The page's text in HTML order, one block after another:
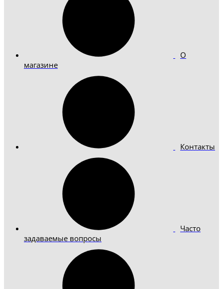
О
магазине
Контакты
Часто
задаваемые вопросы